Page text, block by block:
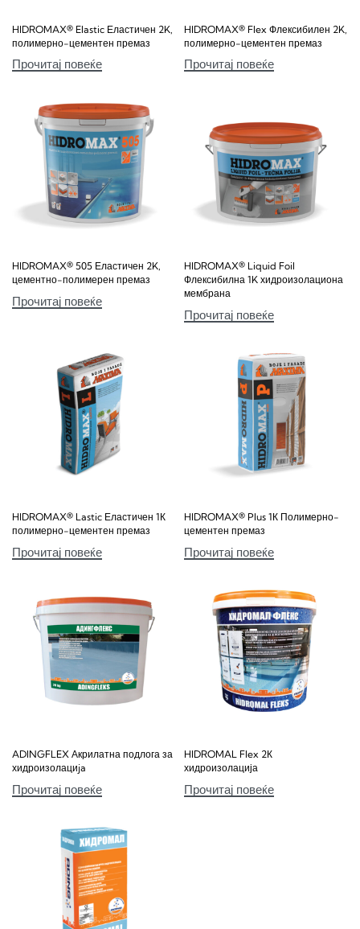
HIDROMAX® Elastic Еластичен 2K,
полимерно-цементен премаз
Прочитај повеќе
HIDROMAX® Flex Флексибилен 2K,
полимерно-цементен премаз
Прочитај повеќе
HIDROMAX® 505 Еластичен 2K,
цементно-полимерен премаз
Прочитај повеќе
HIDROMAX® Liquid Foil
Флексибилна 1K хидроизолациона
мембрана
Прочитај повеќе
HIDROMAX® Lastic Еластичен 1К
полимерно-цементен премаз
Прочитај повеќе
HIDROMAX® Plus 1К Полимерно-
цементен премаз
Прочитај повеќе
ADINGFLEX Акрилатна подлога за
хидроизолациja
Прочитај повеќе
HIDROMAL Flex 2К
хидроизолација
Прочитај повеќе